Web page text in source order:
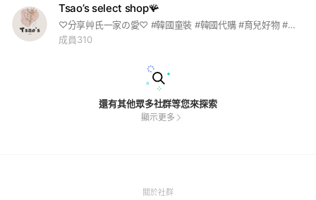
Tsao’s select shop🪸
♡分享艸氏一家の愛♡ #韓國童裝 #韓國代購 #育兒好物 #日常愛用 #親子穿搭
成員310
還有其他眾多社群等您來探索
顯示更多
關於社群(Open